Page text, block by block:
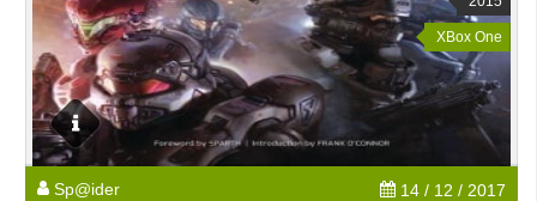
XBox One
Sp@ider 14 / 12 / 2017